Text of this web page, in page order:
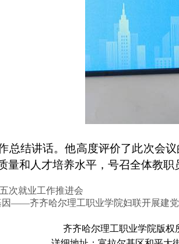
总结讲话。他高度评价了此次会
量和人才培养水平，号召全体教职
次就业工作推进会
——齐齐哈尔理工职业学院妇联开展建党
齐齐哈尔理工职业学院版权